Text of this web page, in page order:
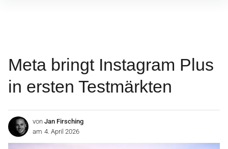
Meta bringt Instagram Plus
in ersten Testmärkten
von Jan Firsching
am 4. April 2026